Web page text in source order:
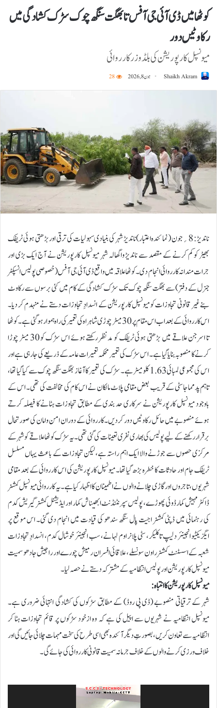
کوٹھا میں ڈی آئی جی آفس تا بھگت سنگھ چوک سڑک کشادگی میں
رکاوٹیں دور
میونسپل کارپوریشن کی بلڈوزر کارروائی
Shaikh Akram جون 8, 2026 28
ناندیڑ: 8؍جون (نمائندہ اعتبار)ناندیڑ شہر کی بنیادی سہولیات کی ترقی اور بڑھتی ہوئی ٹریفک
بھیڑ کو کم کرنے کے مقصد سے ناندیڑ واگھالہ شہر میونسپل کارپوریشن نے آج ایک بڑی اور
جرات مندانہ کارروائی انجام دی۔ کوٹھا علاقہ میں واقع ڈی آئی جی آفس (خصوصی پولیس انسپکٹر
جنرل کے دفتر) سے بھگت سنگھ چوک تک سڑک کشادگی کے کام میں کئی برسوں سے رکاوٹ
بنے غیر قانونی تجاوزات کو میونسپل کارپوریشن کے انسدادِ تجاوزات دستے نے منہدم کر دیا۔
اس کارروائی کے بعد اب اس مقام پر 30 میٹر چوڑی شاہراہ کی تعمیر کی راہ ہموار ہو گئی ہے۔کوٹھا
تا اسرجن علاقے میں بڑھتی ہوئی ٹریفک کو مدنظر رکھتے ہوئے اس سڑک کو 30 میٹر چوڑا
کرنے کا منصوبہ بنایا گیا ہے۔ اس سڑک کی تعمیر محکمہ تعمیرات عامہ کے ذریعے کی جا رہی ہے اور
اس کی مجموعی لمبائی 1.63 کلومیٹر ہے۔ سڑک کی تعمیر کا آغاز بھگت سنگھ چوک سے کیا گیا تھا،
تاہم پدمماجا سٹی کے قریب بعض مقامی پلاٹ مالکان نے اس کام کی مخالفت کی تھی۔ اس کے
باوجود میونسپل کارپوریشن نے سرکاری حد بندی کے مطابق تجاوزات ہٹانے کا فیصلہ کرتے
ہوئے منصوبے میں حائل رکاوٹیں دور کر دیں۔کارروائی کے دوران امن و امان کی صورتحال
برقرار رکھنے کے لیے پولیس کی بھاری نفری تعینات کی گئی تھی۔یہ سڑک کوٹھا علاقے کو شہر کے
مرکزی حصوں سے جوڑنے والا ایک اہم راستہ ہے، لیکن تجاوزات کے باعث یہاں مسلسل
ٹریفک جام اور حادثات کا خطرہ بڑھ گیا تھا۔ میونسپل کارپوریشن کی اس کارروائی کے بعد مقامی
شہریوں، تاجروں اور گاڑی چلانے والوں نے اطمینان کا اظہار کیا ہے۔یہ کارروائی میونسپل کمشنر
ڈاکٹر مہیش کمار ڈوئی پھوڑے، پولیس سپرنٹنڈنٹ ابھیناش کمار اور ایڈیشنل کمشنر گیریش کدم
کی رہنمائی میں ڈپٹی کمشنر اجیت پال سنگھ سندھو کی قیادت میں انجام دی گئی۔ اس موقع پر
ایگزیکٹیو انجینئر دلیپ تاکلیکر، سٹی پلانر اوم لہانے، سب انجینئر خوشال کدم، انسدادِ تجاوزات
شعبہ کے اسسٹنٹ کمشنر راون سونسلے، علاقائی افسران رمیش چورے اور راجیش جادھو سمیت
میونسپل کارپوریشن اور پولیس انتظامیہ کے مشترکہ دستے نے حصہ لیا۔
میونسپل کارپوریشن کا انتباہ:
شہر کے ترقیاتی منصوبے (ڈی پی روڈ) کے مطابق سڑکوں کی کشادگی انتہائی ضروری ہے۔
میونسپل انتظامیہ نے شہریوں سے اپیل کی ہے کہ وہ ازخود سڑکوں پر قائم تجاوزات ہٹا کر
انتظامیہ سے تعاون کریں، بصورتِ دیگر آئندہ بھی اسی طرح کی سخت مہمات چلائی جائیں گی اور
خلاف ورزی کرنے والوں کے خلاف جرمانہ سمیت قانونی کارروائی کی جائے گی۔